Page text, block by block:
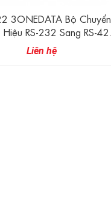
3ONEDATA Bộ Chuyển
RS-232 Sang RS-422
Hai Chiều
Liên hệ